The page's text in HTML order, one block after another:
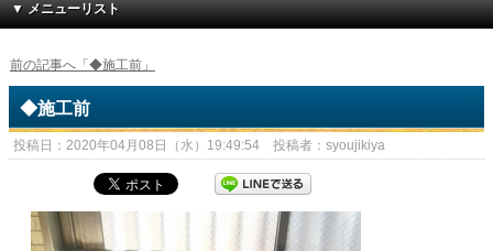
▼ メニューリスト
前の記事へ「◆施工前」
◆施工前
投稿日：2020年04月08日（水）19:49:54 投稿者：syoujikiya